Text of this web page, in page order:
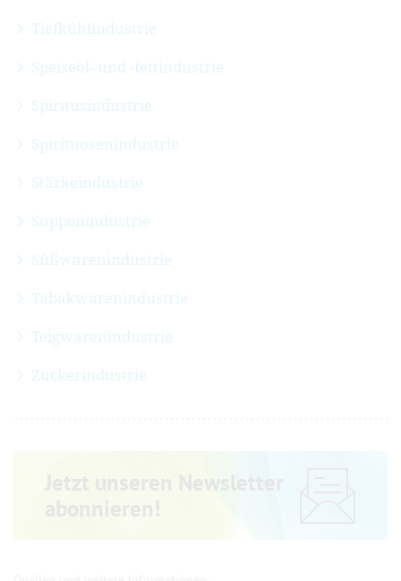
Tiefkühlindustrie
Speiseöl- und -fettindustrie
Spiritusindustrie
Spirituosenindustrie
Stärkeindustrie
Suppenindustrie
Süßwarenindustrie
Tabakwarenindustrie
Teigwarenindustrie
Zuckerindustrie
Jetzt unseren Newsletter